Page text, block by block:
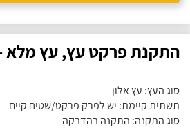
התקנת פרקט עץ, עץ מלא -
סוג העץ: עץ אלון
תשתית קיימת: יש לפרק פרקט/שטיח קיים
סוג התקנה: התקנה בהדבקה